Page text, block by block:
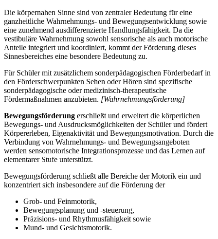
Die körpernahen Sinne sind von zentraler Bedeutung für eine
ganzheitliche Wahrnehmungs- und Bewegungsentwicklung sowie
eine zunehmend ausdifferenzierte Handlungsfähigkeit. Da die
vestibuläre Wahrnehmung sowohl sensorische als auch motorische
Anteile integriert und koordiniert, kommt der Förderung dieses
Sinnesbereiches eine besondere Bedeutung zu.
Für Schüler mit zusätzlichem sonderpädagogischen Förderbedarf in
den Förderschwerpunkten Sehen oder Hören sind spezifische
sonderpädagogische oder medizinisch-therapeutische
Fördermaßnahmen anzubieten. [Wahrnehmungsförderung]
Bewegungsförderung erschließt und erweitert die körperlichen
Bewegungs- und Ausdrucksmöglichkeiten der Schüler und fördert
Körpererleben, Eigenaktivität und Bewegungsmotivation. Durch die
Verbindung von Wahrnehmungs- und Bewegungsangeboten
werden sensomotorische Integrationsprozesse und das Lernen auf
elementarer Stufe unterstützt.
Bewegungsförderung schließt alle Bereiche der Motorik ein und
konzentriert sich insbesondere auf die Förderung der
Grob- und Feinmotorik,
Bewegungsplanung und -steuerung,
Präzisions- und Rhythmusfähigkeit sowie
Mund- und Gesichtsmotorik.